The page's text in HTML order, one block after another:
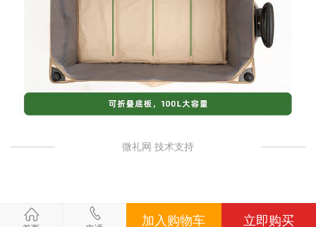
微礼网 技术支持
加入购物车 立即购买